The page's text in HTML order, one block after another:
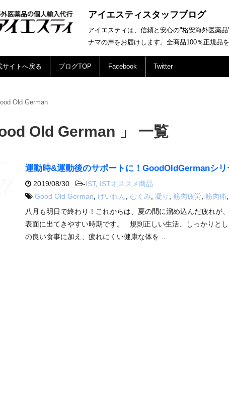
アイエスティスタッフブログ
アイエスティは、信頼と安心の"格安海外医薬
ナマの声をお届けします。全商品100％正規品
サイトへ戻る ブログTOP Facebook Twitter
Old German
Old German 」 一覧
運動時&運動後のサポートに！GoodOldGermanシリ
2019/08/30 -IST, ISTオススメ商品
Good Old German
けいれん むくみ 凝り 筋肉疲労 筋肉痛
八月も明日で終わり！これからは、夏の間に溜め込んだ疲れが
表面に出てきやすい時期です。 規則正しい生活、しっかりと
の良い食事に加え、疲れにくい健康な体を …